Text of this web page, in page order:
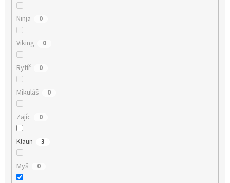
Ninja 0
Viking 0
Rytíř 0
Mikuláš 0
Zajíc 0
Klaun 3
Myš 0